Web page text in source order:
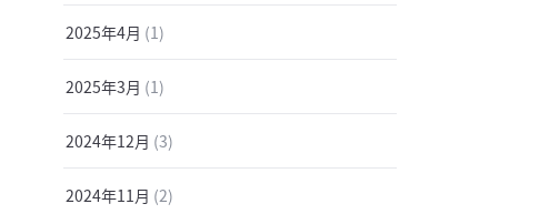
2025年4月 (1)
2025年3月 (1)
2024年12月 (3)
2024年11月 (2)